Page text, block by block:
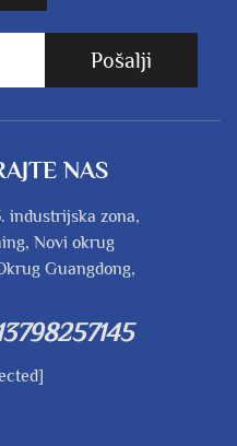
Pošalji
NAS
industrijska zona,
Novi okrug
Guangdong,